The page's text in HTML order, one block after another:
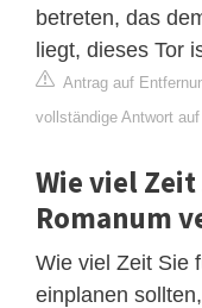
betreten, das
liegt, dieses Tor
Antrag auf
vollständige Antwort
Wie viel
Romanum
Wie viel Zeit Sie
einplanen